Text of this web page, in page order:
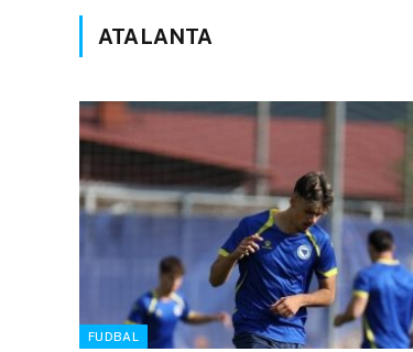
ATALANTA
FUDBAL